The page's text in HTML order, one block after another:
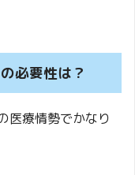
必要性は？
医療情勢でかなり